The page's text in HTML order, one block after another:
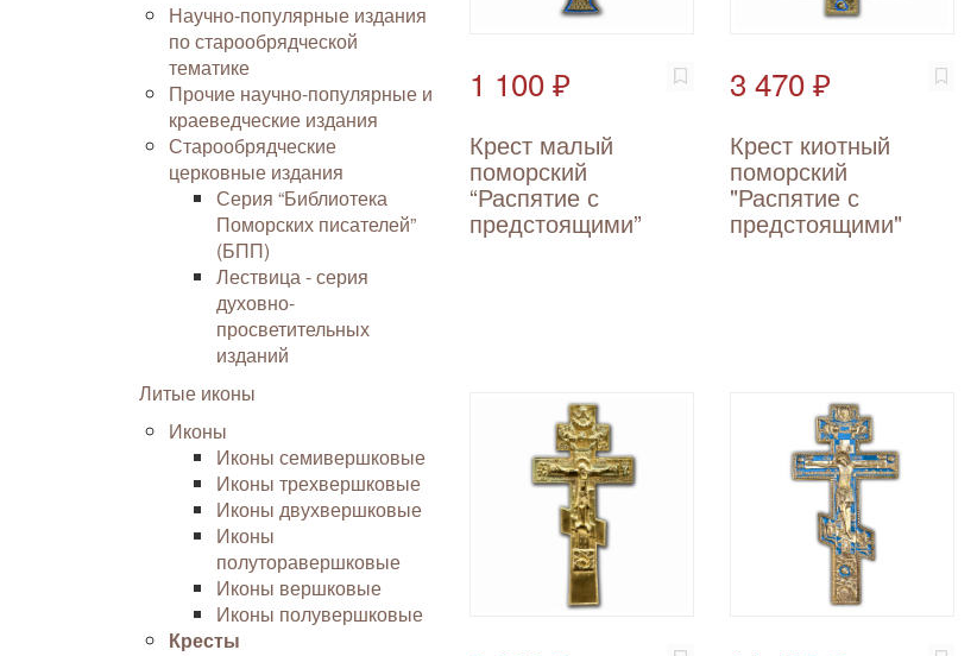
Научно-популярные издания
по старообрядческой
тематике
Прочие научно-популярные и
краеведческие издания
Старообрядческие
церковные издания
Серия “Библиотека
Поморских писателей”
(БПП)
Лествица - серия
духовно-
просветительных
изданий
Литые иконы
Иконы
Иконы семивершковые
Иконы трехвершковые
Иконы двухвершковые
Иконы
полуторавершковые
Иконы вершковые
Иконы полувершковые
Кресты
1 100 ₽
Крест малый
поморский
“Распятие с
предстоящими”
3 470 ₽
Крест киотный
поморский
"Распятие с
предстоящими"